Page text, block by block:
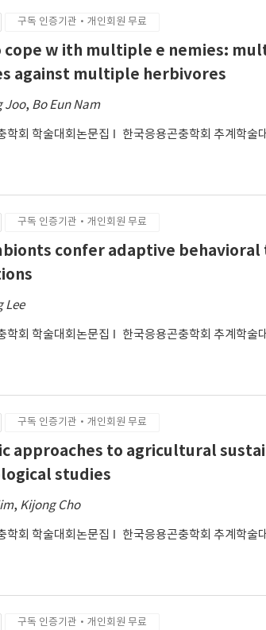
구독 인증기관·개인회원 무료
cope w ith multiple e nemies:
against multiple herbivores
Joo, Bo Eun Nam
학회 학술대회논문집 한국응용곤충학회 추계학술
구독 인증기관·개인회원 무료
confer adaptive
Lee
학회 학술대회논문집 한국응용곤충학회 추계학술
구독 인증기관·개인회원 무료
approaches to agricultural
studies
, Kijong Cho
학회 학술대회논문집 한국응용곤충학회 추계학술
구독 인증기관·개인회원 무료